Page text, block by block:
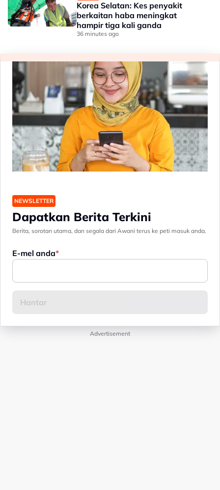
Korea Selatan: Kes penyakit
berkaitan haba meningkat
hampir tiga kali ganda
36 minutes ago
NEWSLETTER
Dapatkan Berita Terkini
Berita, sorotan utama, dan segala dari Awani terus ke peti masuk anda.
E-mel anda
Advertisement